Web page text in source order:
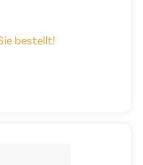
bestellt!